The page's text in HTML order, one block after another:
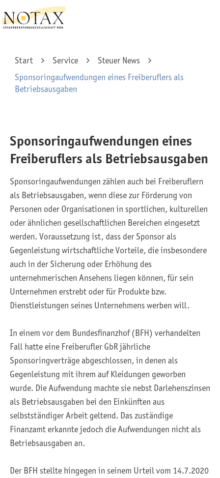
Start Service
Steuer News
Sponsoringaufwendungen eines Freiberuflers als
Betriebsausgaben
Sponsoringaufwendungen eines
Freiberuflers als Betriebsausgaben
Sponsoringaufwendungen zählen auch bei Freiberuflern
als Betriebsausgaben, wenn diese zur Förderung von
Personen oder Organisationen in sportlichen, kulturellen
oder ähnlichen gesellschaftlichen Bereichen eingesetzt
werden. Voraussetzung ist, dass der Sponsor als
Gegenleistung wirtschaftliche Vorteile, die insbesondere
auch in der Sicherung oder Erhöhung des
unternehmerischen Ansehens liegen können, für sein
Unternehmen erstrebt oder für Produkte bzw.
Dienstleistungen seines Unternehmens werben will.
In einem vor dem Bundesfinanzhof (BFH) verhandelten
Fall hatte eine Freiberufler GbR jährliche
Sponsoringverträge abgeschlossen, in denen als
Gegenleistung mit ihrem auf Kleidungen geworben
wurde. Die Aufwendung machte sie nebst Darlehenszinsen
als Betriebsausgaben bei den Einkünften aus
selbstständiger Arbeit geltend. Das zuständige
Finanzamt erkannte jedoch die Aufwendungen nicht als
Betriebsausgaben an.
Der BFH stellte hingegen in seinem Urteil vom 14.7.2020